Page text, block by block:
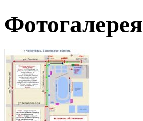
Фотогалерея